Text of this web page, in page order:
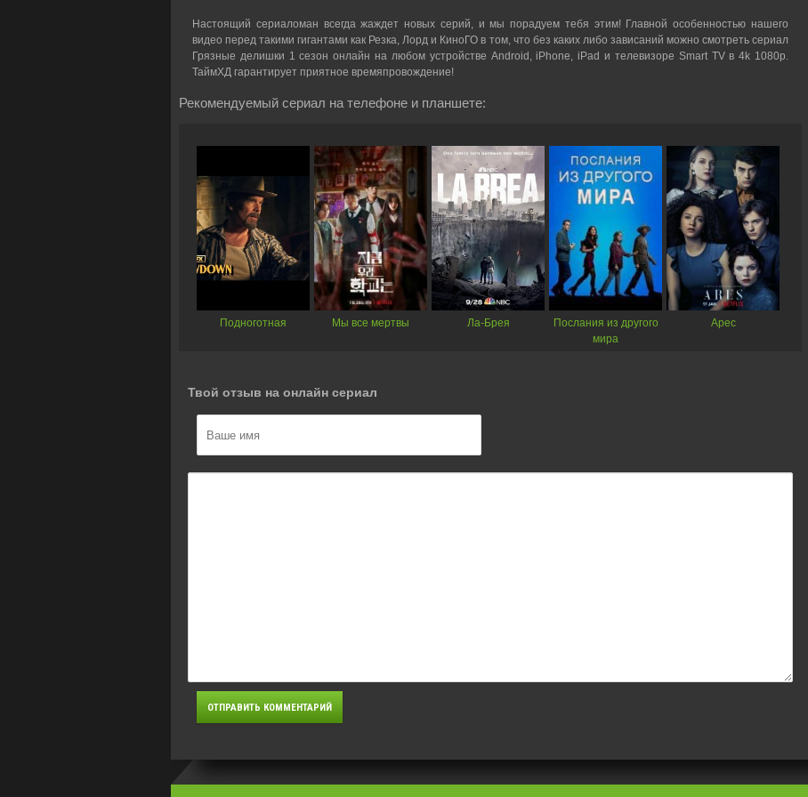
Настоящий сериаломан всегда жаждет новых серий, и мы порадуем тебя этим! Главной особенностью нашего
видео перед такими гигантами как Резка, Лорд и КиноГО в том, что без каких либо зависаний можно смотреть cериал
Грязные делишки 1 сезон онлайн на любом устройстве Android, iPhone, iPad и телевизоре Smart TV в 4k 1080p.
ТаймХД гарантирует приятное времяпровождение!
Рекомендуемый сериал на телефоне и планшете:
Подноготная Мы все мертвы Ла-Брея
Послания из другого
мира
Арес
Твой отзыв на онлайн сериал